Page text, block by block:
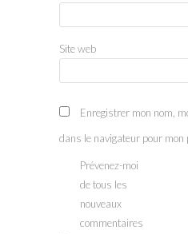
Site web
Enregistrer mon nom,
dans le navigateur pour mon
Prévenez-moi
de tous les
nouveaux
commentaires